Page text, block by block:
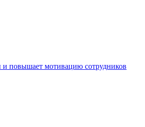
и повышает мотивацию сотрудников